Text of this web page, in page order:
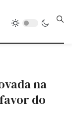
na
do